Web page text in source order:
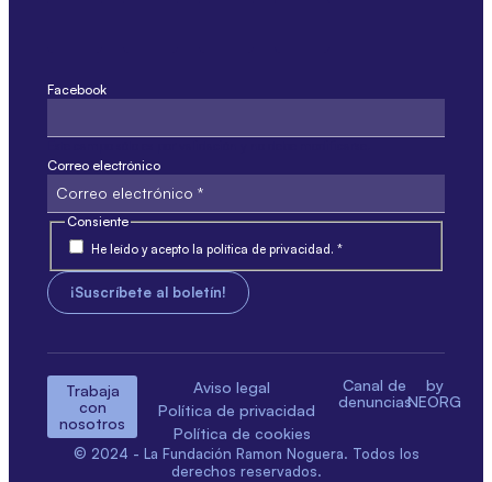
Facebook
Correo electrónico
Consiente
He leído y acepto la política de privacidad. *
Trabaja
con
nosotros
Aviso legal
Política de privacidad
Política de cookies
Canal de
denuncias
by
NEORG
© 2024 - La Fundación Ramon Noguera. Todos los
derechos reservados.